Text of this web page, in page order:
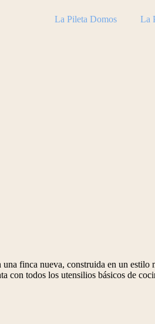
La Pileta Domos La
finca nueva, construida en un
con todos los utensilios básicos de